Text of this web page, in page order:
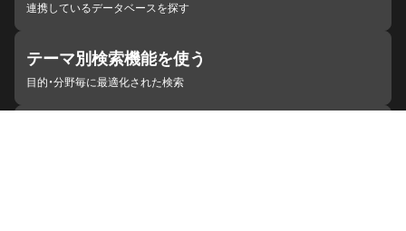
連携しているデータベースを探す
テーマ別検索機能を使う
目的・分野毎に最適化された検索